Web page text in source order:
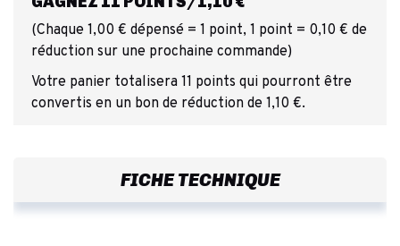
(Chaque 1,00 € dépensé = 1 point, 1 point = 0,10 € de
réduction sur une prochaine commande)
Votre panier totalisera 11 points qui pourront être
convertis en un bon de réduction de 1,10 €.
FICHE TECHNIQUE